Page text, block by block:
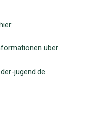
über
jugend.de